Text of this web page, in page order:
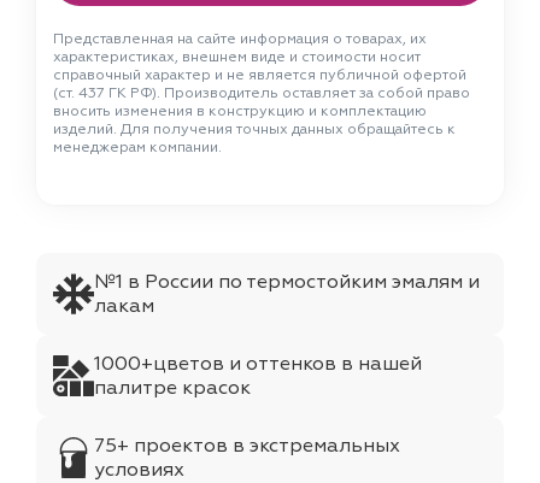
Представленная на сайте информация о товарах, их
характеристиках, внешнем виде и стоимости носит
справочный характер и не является публичной офертой
(ст. 437 ГК РФ). Производитель оставляет за собой право
вносить изменения в конструкцию и комплектацию
изделий. Для получения точных данных обращайтесь к
менеджерам компании.
№1 в России по термостойким эмалям и
лакам
1000+цветов и оттенков в нашей
палитре красок
75+ проектов в экстремальных
условиях